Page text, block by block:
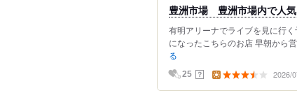
豊洲市場 豊洲市場内で人気
有明アリーナでライブを見に行
になったこちらのお店 早朝から
る
25 ？ 2026/